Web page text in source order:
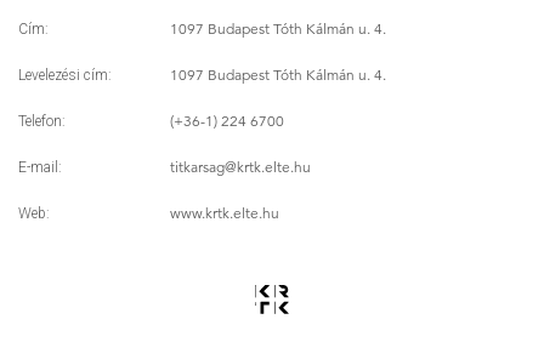
Cím: 1097 Budapest Tóth Kálmán u. 4.
Levelezési cím: 1097 Budapest Tóth Kálmán u. 4.
Telefon: (+36-1) 224 6700
E-mail: titkarsag@krtk.elte.hu
Web: www.krtk.elte.hu